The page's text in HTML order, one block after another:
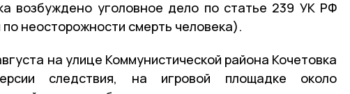
возбуждено уголовное дело по статье 239 УК РФ
неосторожности смерть человека).
на улице Коммунистической района Кочетовка
следствия, на игровой площадке около